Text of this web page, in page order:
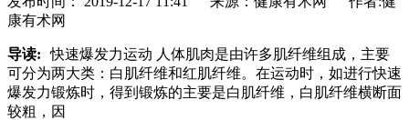
康有术网
导读:
快速爆发力运动 人体肌肉是由许多肌纤维组成，主要
可分为两大类：白肌纤维和红肌纤维。在运动时，如进行快速
爆发力锻炼时，得到锻炼的主要是白肌纤维，白肌纤维横断面
较粗，因